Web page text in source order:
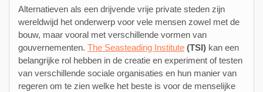
Alternatieven als een drijvende vrije private steden zijn
wereldwijd het onderwerp voor vele mensen zowel met de
bouw, maar vooral met verschillende vormen van
gouvernementen. The Seasteading Institute (TSI) kan een
belangrijke rol hebben in de creatie en experiment of testen
van verschillende sociale organisaties en hun manier van
regeren om te zien welke het beste is voor de menselijke